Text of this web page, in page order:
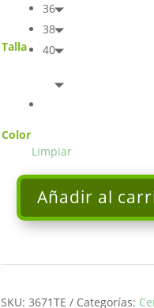
Talla
36
38
40
Color
Limpiar
Vestido
largo
volantes
CENTELLA
Añadir al
SKU: 3671TE Categorías: